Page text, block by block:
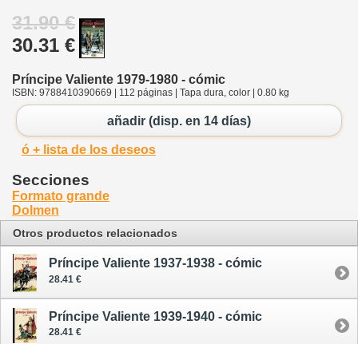
31.90 €
30.31 €
Príncipe Valiente 1979-1980 - cómic
ISBN: 9788410390669 | 112 páginas | Tapa dura, color | 0.80 kg
añadir (disp. en 14 días)
ó + lista de los deseos
Secciones
Formato grande
Dolmen
Otros productos relacionados
Príncipe Valiente 1937-1938 - cómic
28.41 €
Príncipe Valiente 1939-1940 - cómic
28.41 €